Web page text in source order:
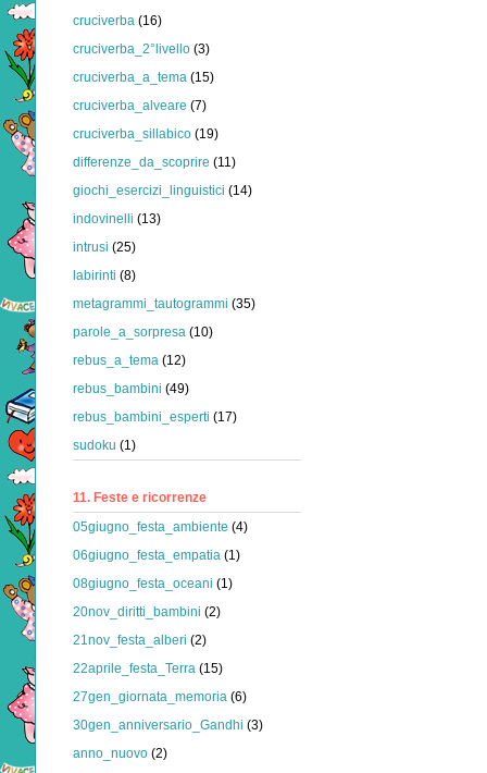
cruciverba (16)
cruciverba_2°livello (3)
cruciverba_a_tema (15)
cruciverba_alveare (7)
cruciverba_sillabico (19)
differenze_da_scoprire (11)
giochi_esercizi_linguistici (14)
indovinelli (13)
intrusi (25)
labirinti (8)
metagrammi_tautogrammi (35)
parole_a_sorpresa (10)
rebus_a_tema (12)
rebus_bambini (49)
rebus_bambini_esperti (17)
sudoku (1)
11. Feste e ricorrenze
05giugno_festa_ambiente (4)
06giugno_festa_empatia (1)
08giugno_festa_oceani (1)
20nov_diritti_bambini (2)
21nov_festa_alberi (2)
22aprile_festa_Terra (15)
27gen_giornata_memoria (6)
30gen_anniversario_Gandhi (3)
anno_nuovo (2)